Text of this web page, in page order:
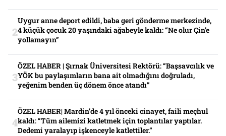
Uygur anne deport edildi, baba geri gönderme merkezinde,
4 küçük çocuk 20 yaşındaki ağabeyle kaldı: “Ne olur Çin’e
yollamayın”
ÖZEL HABER | Şırnak Üniversitesi Rektörü: “Başsavcılık ve
YÖK bu paylaşımların bana ait olmadığını doğruladı,
yeğenim benden üç dönem önce atandı”
ÖZEL HABER| Mardin’de 4 yıl önceki cinayet, faili meçhul
kaldı: “Tüm ailemizi katletmek için toplantılar yaptılar.
Dedemi yaralayıp işkenceyle katlettiler.”